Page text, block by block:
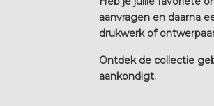
aanvragen en daarna
drukwerk of
Ontdek de collectie
aankondigt.